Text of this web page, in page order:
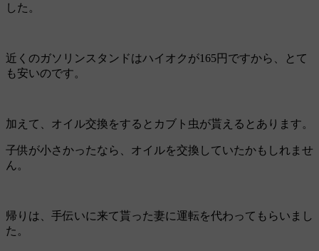
した。
近くのガソリンスタンドはハイオクが165円ですから、とて
も安いのです。
加えて、オイル交換をするとカブト虫が貰えるとあります。
子供が小さかったなら、オイルを交換していたかもしれませ
ん。
帰りは、手伝いに来て貰った妻に運転を代わってもらいまし
た。